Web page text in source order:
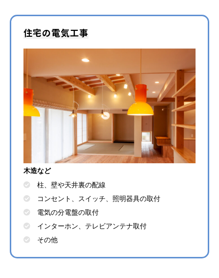
住宅の電気工事
木造など
柱、壁や天井裏の配線
コンセント、スイッチ、照明器具の取付
電気の分電盤の取付
インターホン、テレビアンテナ取付
その他